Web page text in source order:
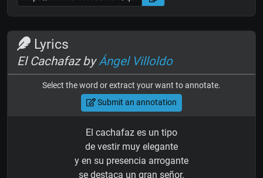
Lyrics
El Cachafaz byÁngel Villoldo
Select the word or extract your want to annotate.
Submit an annotation
El cachafaz es un tipo
de vestir muy elegante
y en su presencia arrogante
se destaca un gran señor.